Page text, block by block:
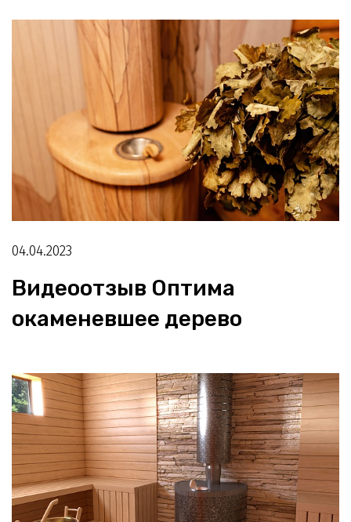
04.04.2023
Видеоотзыв Оптима
окаменевшее дерево